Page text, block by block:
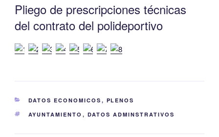
Pliego de prescripciones técnicas
del contrato del polideportivo
CATEGORÍAS
DATOS ECONOMICOS , PLENOS
ETIQUETAS
AYUNTAMIENTO , DATOS ADMINSTRATIVOS